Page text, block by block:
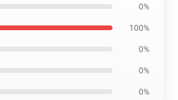
0%
100%
0%
0%
0%